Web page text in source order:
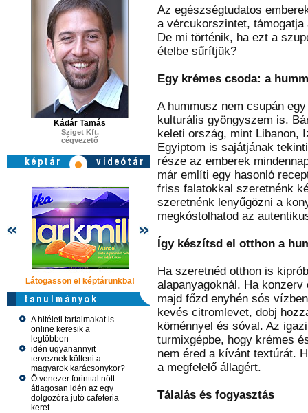
Kádár Tamás
Sziget Kft.
cégvezető
Látogasson el képtárunkba! Látogasson el képtárunkba!
A hitéleti tartalmakat is
online keresik a
legtöbben
idén ugyanannyit
terveznek költeni a
magyarok karácsonykor?
Ötvenezer forinttal nőtt
átlagosan idén az egy
dolgozóra jutó cafeteria
keret
Az egészségtudatos
a vércukorszintet,
De mi történik, ha ezt a
ételbe sűrítjük?
Egy krémes csoda: a
A hummusz nem csupán
kulturális gyöngyszem is.
keleti ország, mint Libanon,
Egyiptom is sajátjának
része az emberek
már említi egy hasonló
friss falatokkal szeretnénk
szeretnénk lenyűgözni a
megkóstolhatod az
Így készítsd el otthon a
Ha szeretnéd otthon is
alapanyagoknál. Ha
majd főzd enyhén sós
kevés citromlevet, dobj
köménnyel és sóval. Az
turmixgépbe, hogy krémes
nem éred a kívánt textúrát.
a megfelelő állagért.
Tálalás és fogyasztás